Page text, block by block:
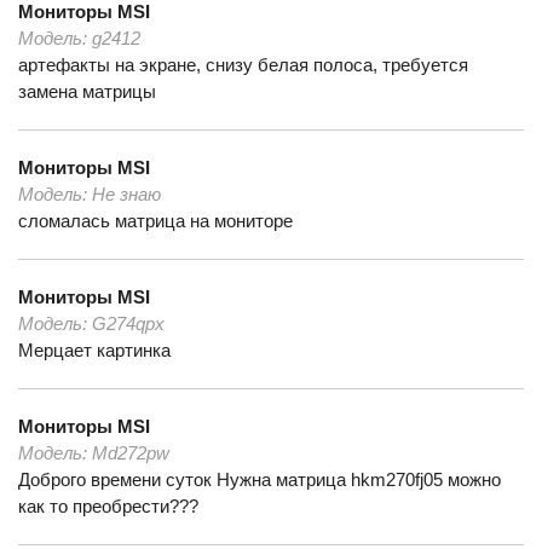
Мониторы MSI
Модель: g2412
артефакты на экране, снизу белая полоса, требуется
замена матрицы
Мониторы MSI
Модель: Не знаю
сломалась матрица на мониторе
Мониторы MSI
Модель: G274qpx
Мерцает картинка
Мониторы MSI
Модель: Md272pw
Доброго времени суток Нужна матрица hkm270fj05 можно
как то преобрести???